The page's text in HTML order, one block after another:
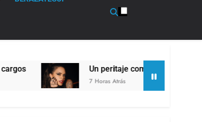
Un peritaje comprobó que Sofía Clerici
7 Horas Atrás